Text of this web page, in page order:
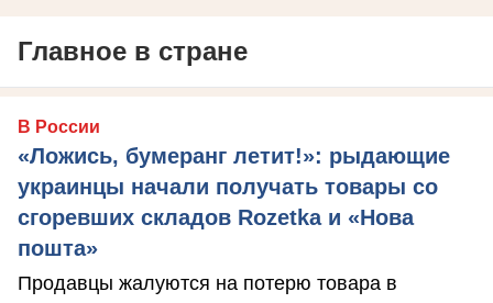
Главное в стране
В России
«Ложись, бумеранг летит!»: рыдающие
украинцы начали получать товары со
сгоревших складов Rozetka и «Нова
пошта»
Продавцы жалуются на потерю товара в